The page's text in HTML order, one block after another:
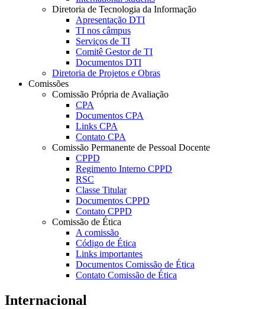
Diretoria de Tecnologia da Informação
Apresentação DTI
TI nos câmpus
Serviços de TI
Comitê Gestor de TI
Documentos DTI
Diretoria de Projetos e Obras
Comissões
Comissão Própria de Avaliação
CPA
Documentos CPA
Links CPA
Contato CPA
Comissão Permanente de Pessoal Docente
CPPD
Regimento Interno CPPD
RSC
Classe Titular
Documentos CPPD
Contato CPPD
Comissão de Ética
A comissão
Código de Ética
Links importantes
Documentos Comissão de Ética
Contato Comissão de Ética
Internacional